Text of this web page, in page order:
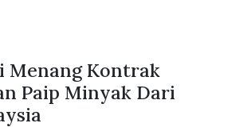
Menang Kontrak
Paip Minyak Dari